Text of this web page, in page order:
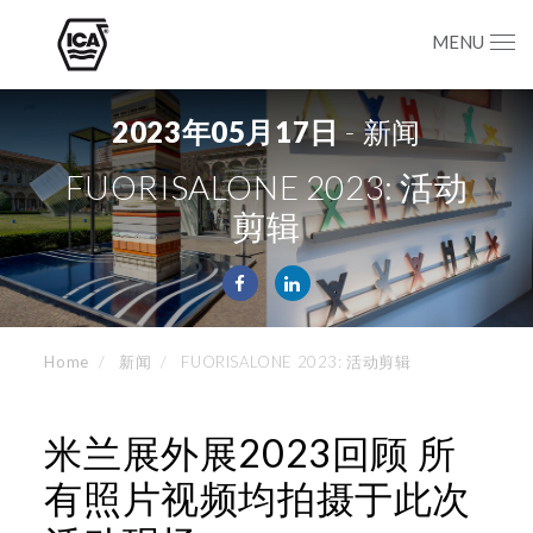
MENU
2023年05月17日 - 新闻
FUORISALONE 2023: 活动
剪辑
Home 新闻 FUORISALONE 2023: 活动剪辑
米兰展外展2023回顾 所
有照片视频均拍摄于此次